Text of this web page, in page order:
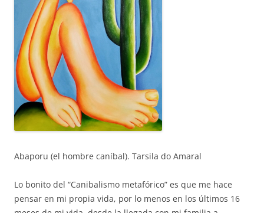
Abaporu (el hombre caníbal). Tarsila do Amaral
Lo bonito del “Canibalismo metafórico” es que me hace
pensar en mi propia vida, por lo menos en los últimos 16